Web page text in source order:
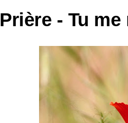
Prière - Tu